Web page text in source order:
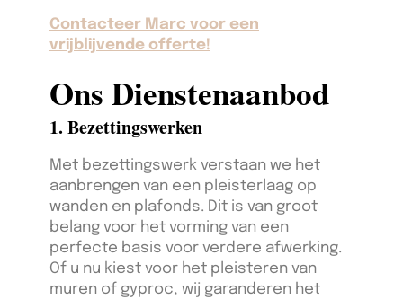
Contacteer Marc voor een
vrijblijvende offerte!
Ons Dienstenaanbod
1. Bezettingswerken
Met bezettingswerk verstaan we het
aanbrengen van een pleisterlaag op
wanden en plafonds. Dit is van groot
belang voor het vorming van een
perfecte basis voor verdere afwerking.
Of u nu kiest voor het pleisteren van
muren of gyproc, wij garanderen het